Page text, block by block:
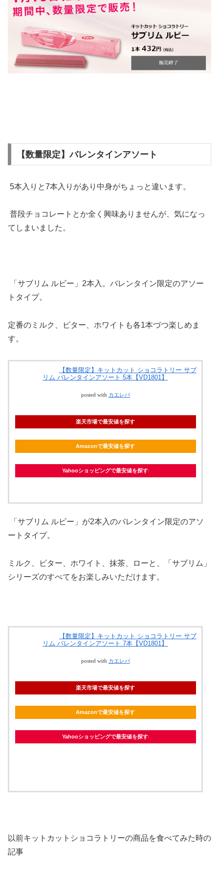
【数量限定】バレンタインアソート
5本入りと7本入りがあり中身がちょっと違います。
普段チョコレートとか全く興味ありませんが、気になっ
てしまいました。
「サブリム ルビー」2本入。バレンタイン限定のアソー
トタイプ。
定番のミルク、ビター、ホワイトも各1本づつ楽しめま
す。
【数量限定】キットカット ショコラトリー サブ
リム バレンタインアソート 5本【VD1801】
posted with カエレバ
楽天市場で最安値を探す
Amazonで最安値を探す
Yahooショッピングで最安値を探す
「サブリム ルビー」が2本入のバレンタイン限定のアソ
ートタイプ。
ミルク、ビター、ホワイト、抹茶、ローと、「サブリム」
シリーズのすべてをお楽しみいただけます。
【数量限定】キットカット ショコラトリー サブ
リム バレンタインアソート 7本【VD1801】
posted with カエレバ
楽天市場で最安値を探す
Amazonで最安値を探す
Yahooショッピングで最安値を探す
以前キットカットショコラトリーの商品を食べてみた時の
記事